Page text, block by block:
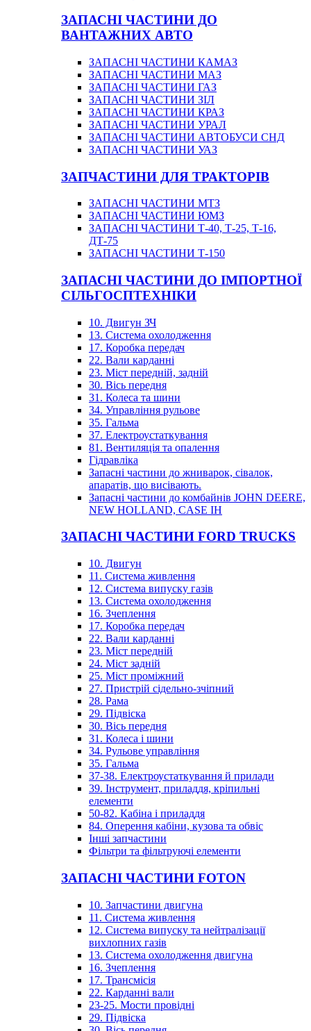
ЗАПАСНІ ЧАСТИНИ ДО
ВАНТАЖНИХ АВТО
ЗАПАСНІ ЧАСТИНИ КАМАЗ
ЗАПАСНІ ЧАСТИНИ МАЗ
ЗАПАСНІ ЧАСТИНИ ГАЗ
ЗАПАСНІ ЧАСТИНИ ЗІЛ
ЗАПАСНІ ЧАСТИНИ КРАЗ
ЗАПАСНІ ЧАСТИНИ УРАЛ
ЗАПАСНІ ЧАСТИНИ АВТОБУСИ СНД
ЗАПАСНІ ЧАСТИНИ УАЗ
ЗАПЧАСТИНИ ДЛЯ ТРАКТОРІВ
ЗАПАСНІ ЧАСТИНИ МТЗ
ЗАПАСНІ ЧАСТИНИ ЮМЗ
ЗАПАСНІ ЧАСТИНИ Т-40, Т-25, Т-16,
ДТ-75
ЗАПАСНІ ЧАСТИНИ Т-150
ЗАПАСНІ ЧАСТИНИ ДО ІМПОРТНОЇ
СІЛЬГОСПТЕХНІКИ
10. Двигун ЗЧ
13. Система охолодження
17. Коробка передач
22. Вали карданні
23. Міст передній, задній
30. Вісь передня
31. Колеса та шини
34. Управління рульове
35. Гальма
37. Електроустаткування
81. Вентиляція та опалення
Гідравліка
Запасні частини до жниварок, сівалок,
апаратів, що висівають.
Запасні частини до комбайнів JOHN DEERE,
NEW HOLLAND, CASE IH
ЗАПАСНІ ЧАСТИНИ FORD TRUCKS
10. Двигун
11. Система живлення
12. Система випуску газів
13. Система охолодження
16. Зчеплення
17. Коробка передач
22. Вали карданні
23. Міст передній
24. Міст задній
25. Міст проміжний
27. Пристрій сідельно-зчіпний
28. Рама
29. Підвіска
30. Вісь передня
31. Колеса і шини
34. Рульове управління
35. Гальма
37-38. Електроустаткування й прилади
39. Інструмент, приладдя, кріпильні
елементи
50-82. Кабіна і приладдя
84. Оперення кабіни, кузова та обвіс
Інші запчастини
Фільтри та фільтруючі елементи
ЗАПАСНІ ЧАСТИНИ FOTON
10. Запчастини двигуна
11. Система живлення
12. Система випуску та нейтралізації
вихлопних газів
13. Система охолодження двигуна
16. Зчеплення
17. Трансмісія
22. Карданні вали
23-25. Мости провідні
29. Підвіска